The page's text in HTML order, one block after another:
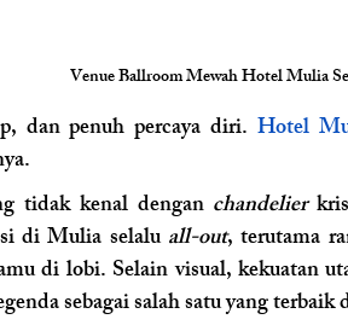
Venue Ballroom Mewah Hotel Mulia
dan penuh percaya diri. Hotel
tidak kenal dengan chandelier
di Mulia selalu all-out, terutama
di lobi. Selain visual, kekuatan
sebagai salah satu yang